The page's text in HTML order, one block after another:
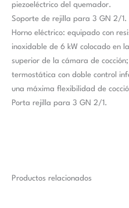
piezoeléctrico del quemador.
Soporte de rejilla para 3 GN 2/1.
Horno eléctrico: equipado con
inoxidable de 6 kW colocado en
superior de la cámara de
termostática con doble control
una máxima flexibilidad de
Porta rejilla para 3 GN 2/1.
Productos relacionados